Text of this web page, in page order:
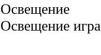
Освещение
Освещение